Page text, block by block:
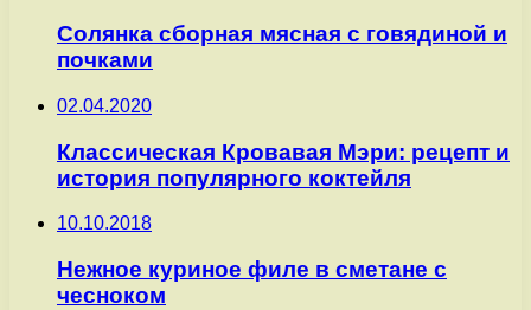
Солянка сборная мясная с говядиной и
почками
02.04.2020
Классическая Кровавая Мэри: рецепт и
история популярного коктейля
10.10.2018
Нежное куриное филе в сметане с
чесноком